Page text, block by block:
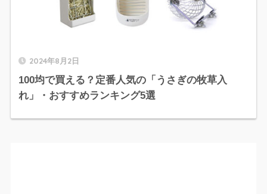
2024年8月2日
100均で買える？定番人気の「うさぎの牧草入
れ」・おすすめランキング5選